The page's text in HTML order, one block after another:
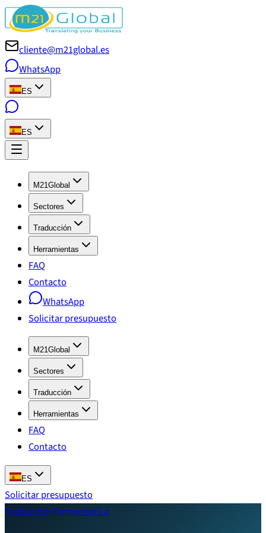
cliente@m21global.es
WhatsApp
ES
ES
M21Global
Sectores
Traducción
Herramientas
FAQ
Contacto
WhatsApp
Solicitar presupuesto
M21Global
Sectores
Traducción
Herramientas
FAQ
Contacto
ES
Solicitar presupuesto
Traducción Farmacéutica